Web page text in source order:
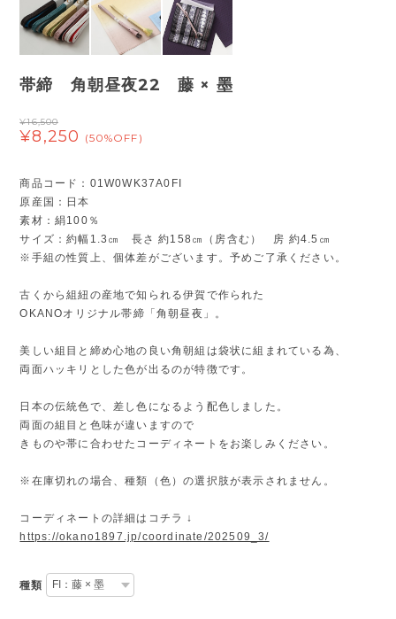
帯締 角朝昼夜22 藤 × 墨
¥16,500
¥8,250 (50%OFF)
商品コード：01W0WK37A0FI
原産国：日本
素材：絹100％
サイズ：約幅1.3㎝ 長さ 約158㎝（房含む） 房 約4.5㎝
※手組の性質上、個体差がございます。予めご了承ください。
古くから組紐の産地で知られる伊賀で作られた
OKANOオリジナル帯締「角朝昼夜」。
美しい組目と締め心地の良い角朝組は袋状に組まれている為、
両面ハッキリとした色が出るのが特徴です。
日本の伝統色で、差し色になるよう配色しました。
両面の組目と色味が違いますので
きものや帯に合わせたコーディネートをお楽しみください。
※在庫切れの場合、種類（色）の選択肢が表示されません。
コーディネートの詳細はコチラ ↓
https://okano1897.jp/coordinate/202509_3/
種類